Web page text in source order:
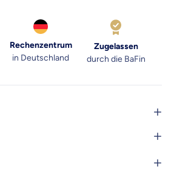
Rechenzentrum
in Deutschland
Zugelassen
durch die BaFin